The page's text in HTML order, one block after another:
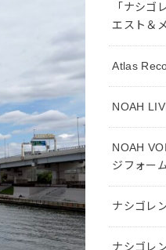
「ナシゴ
エスト＆
Atlas
NOAH
NOAH
ジフォー
ナシゴレ
ナシゴレ